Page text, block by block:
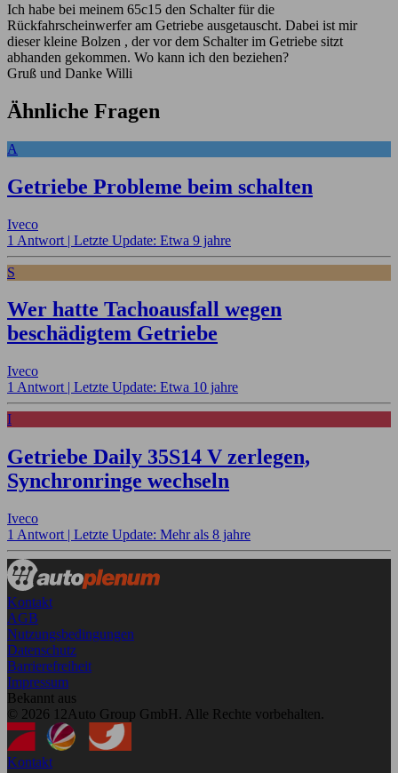
Ich habe bei meinem 65c15 den Schalter für die
Rückfahrscheinwerfer am Getriebe ausgetauscht. Dabei ist mir
dieser kleine Bolzen , der vor dem Schalter im Getriebe sitzt
abhanden gekommen. Wo kann ich den beziehen?
Gruß und Danke Willi
Ähnliche Fragen
A
Getriebe Probleme beim schalten
Iveco
1 Antwort | Letzte Update: Etwa 9 jahre
S
Wer hatte Tachoausfall wegen
beschädigtem Getriebe
Iveco
1 Antwort | Letzte Update: Etwa 10 jahre
I
Getriebe Daily 35S14 V zerlegen,
Synchronringe wechseln
Iveco
1 Antwort | Letzte Update: Mehr als 8 jahre
Kontakt
AGB
Nutzungsbedingungen
Datenschutz
Barrierefreiheit
Impressum
Bekannt aus
© 2026 12Auto Group GmbH. Alle Rechte vorbehalten.
Kontakt